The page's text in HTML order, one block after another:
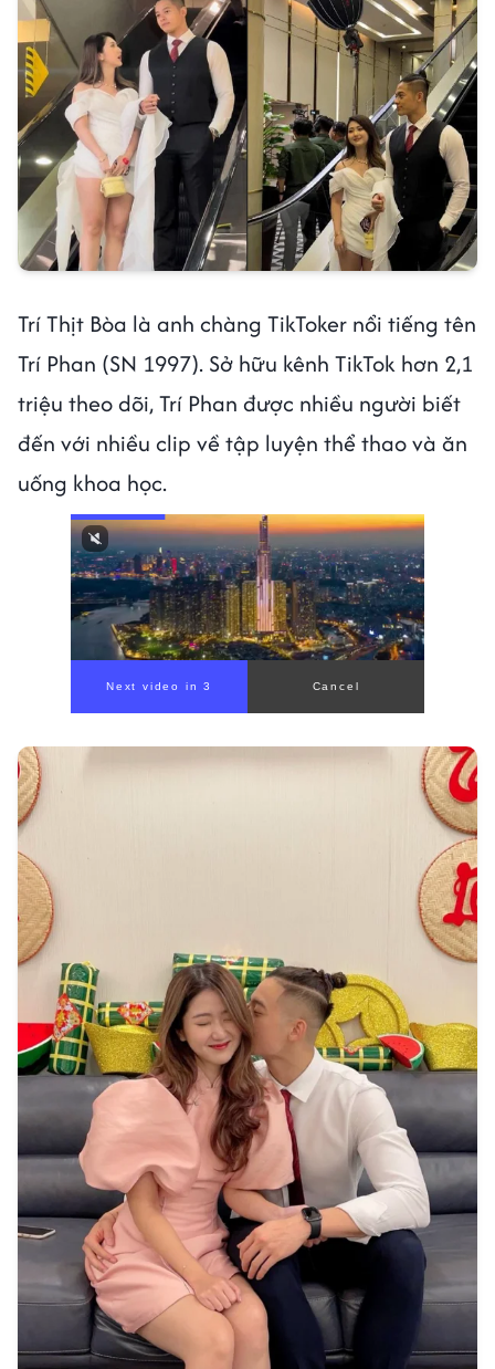
Trí Thịt Bòa là anh chàng TikToker nổi tiếng tên
Trí Phan (SN 1997). Sở hữu kênh TikTok hơn 2,1
triệu theo dõi, Trí Phan được nhiều người biết
đến với nhiều clip về tập luyện thể thao và ăn
uống khoa học.
Next video in 1 Cancel